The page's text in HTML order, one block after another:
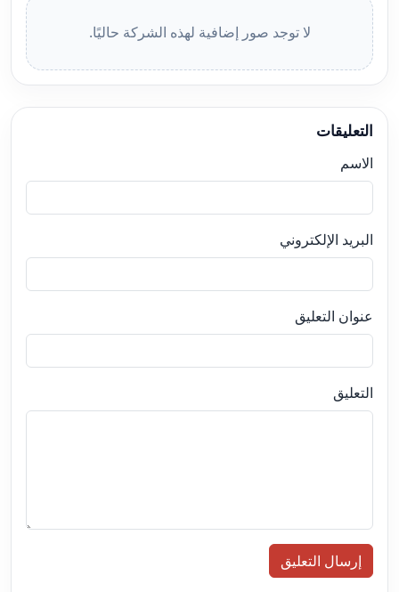
لا توجد صور إضافية لهذه الشركة حاليًا.
التعليقات
الاسم
البريد الإلكتروني
عنوان التعليق
التعليق
إرسال التعليق